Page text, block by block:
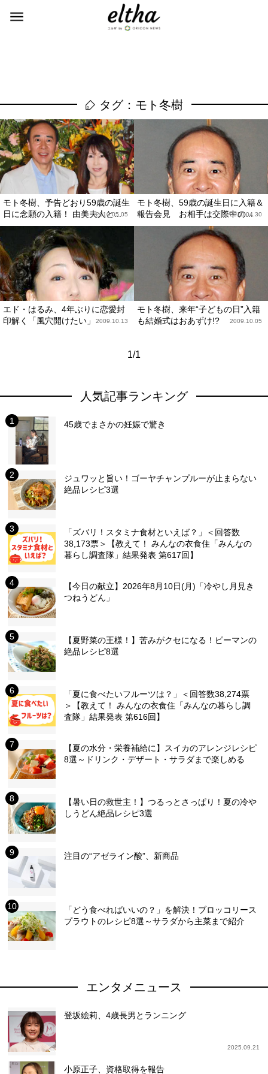
タグ：モト冬樹
モト冬樹、予告どおり59歳の誕生
日に念願の入籍！ 由美夫人と...
2010.05.05
モト冬樹、59歳の誕生日に入籍＆
報告会見 お相手は交際中の...
2010.04.30
エド・はるみ、4年ぶりに恋愛封
印解く「風穴開けたい」
2009.10.13
モト冬樹、来年“子どもの日”入籍
も結婚式はおあずけ!?
2009.10.05
1/1
人気記事ランキング
45歳でまさかの妊娠で驚き
ジュワッと旨い！ゴーヤチャンプルーが止まらない
絶品レシピ3選
「ズバリ！スタミナ食材といえば？」＜回答数
38,173票＞【教えて！ みんなの衣食住「みんなの
暮らし調査隊」結果発表 第617回】
【今日の献立】2026年8月10日(月)「冷やし月見き
つねうどん」
【夏野菜の王様！】苦みがクセになる！ピーマンの
絶品レシピ8選
「夏に食べたいフルーツは？」＜回答数38,274票
＞【教えて！ みんなの衣食住「みんなの暮らし調
査隊」結果発表 第616回】
【夏の水分・栄養補給に】スイカのアレンジレシピ
8選～ドリンク・デザート・サラダまで楽しめる
【暑い日の救世主！】つるっとさっぱり！夏の冷や
しうどん絶品レシピ3選
注目の“アゼライン酸”、新商品
「どう食べればいいの？」を解決！ブロッコリース
プラウトのレシピ8選～サラダから主菜まで紹介
エンタメニュース
登坂絵莉、4歳長男とランニング
2025.09.21
小原正子、資格取得を報告